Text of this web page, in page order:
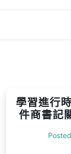
學習進行
件商書記